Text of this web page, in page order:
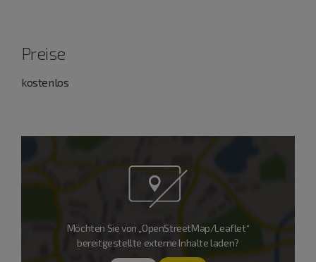
Preise
kostenlos
Möchten Sie von „OpenStreetMap/Leaflet“
bereitgestellte externe Inhalte laden?